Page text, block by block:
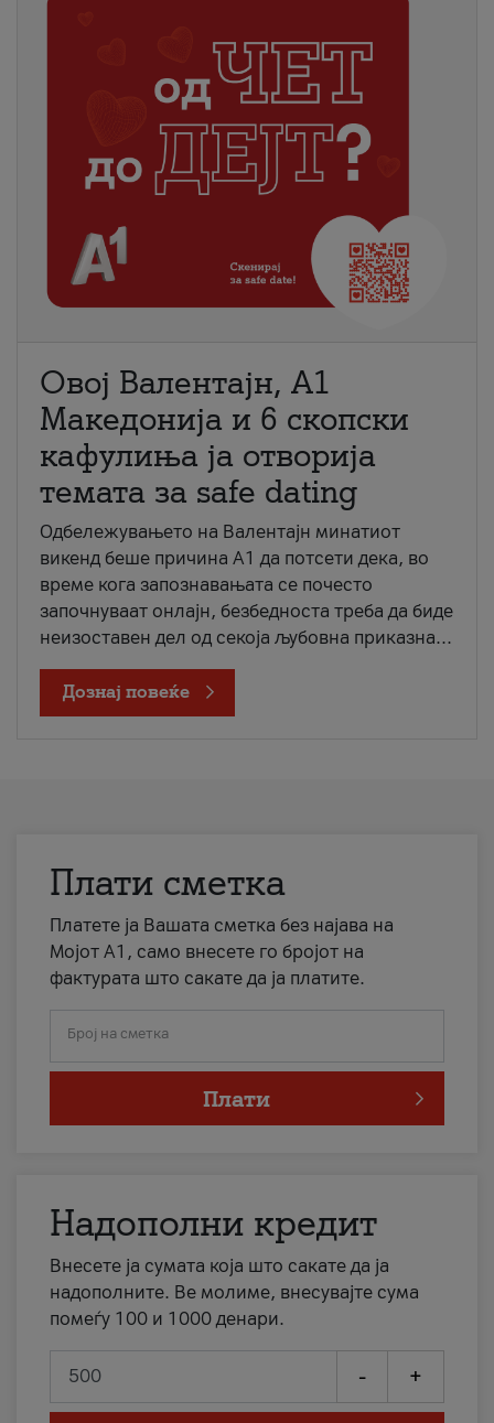
Овој Валентајн, A1
Македонија и 6 скопски
кафулиња ја отворија
темата за safe dating
Одбележувањето на Валентајн минатиот
викенд беше причина А1 да потсети дека, во
време кога запознавањата се почесто
започнуваат онлајн, безбедноста треба да биде
неизоставен дел од секоја љубовна приказна...
Дознај повеќе
Плати сметка
Платете ја Вашата сметка без најава на
Мојот А1, само внесете го бројот на
фактурата што сакате да ја платите.
Број на сметка
Плати
Надополни кредит
Внесете ја сумата која што сакате да ја
надополните. Ве молиме, внесувајте сума
помеѓу 100 и 1000 денари.
- +